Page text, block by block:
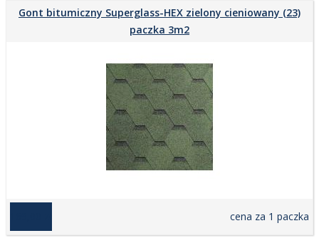
Gont bitumiczny Superglass-HEX zielony cieniowany (23)
paczka 3m2
cena za 1 paczka